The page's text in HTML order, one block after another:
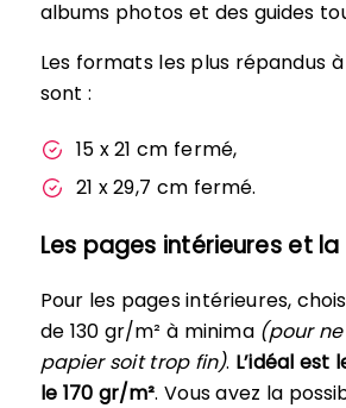
albums photos et des guides
Les formats les plus répandus
sont :
15 x 21 cm fermé,
21 x 29,7 cm fermé.
Les pages intérieures et
Pour les pages intérieures,
de 130 gr/m² à minima (pour
papier soit trop fin). L’idéal est
le 170 gr/m². Vous avez la